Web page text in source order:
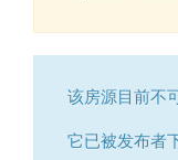
该房源目前不
它已被发布者